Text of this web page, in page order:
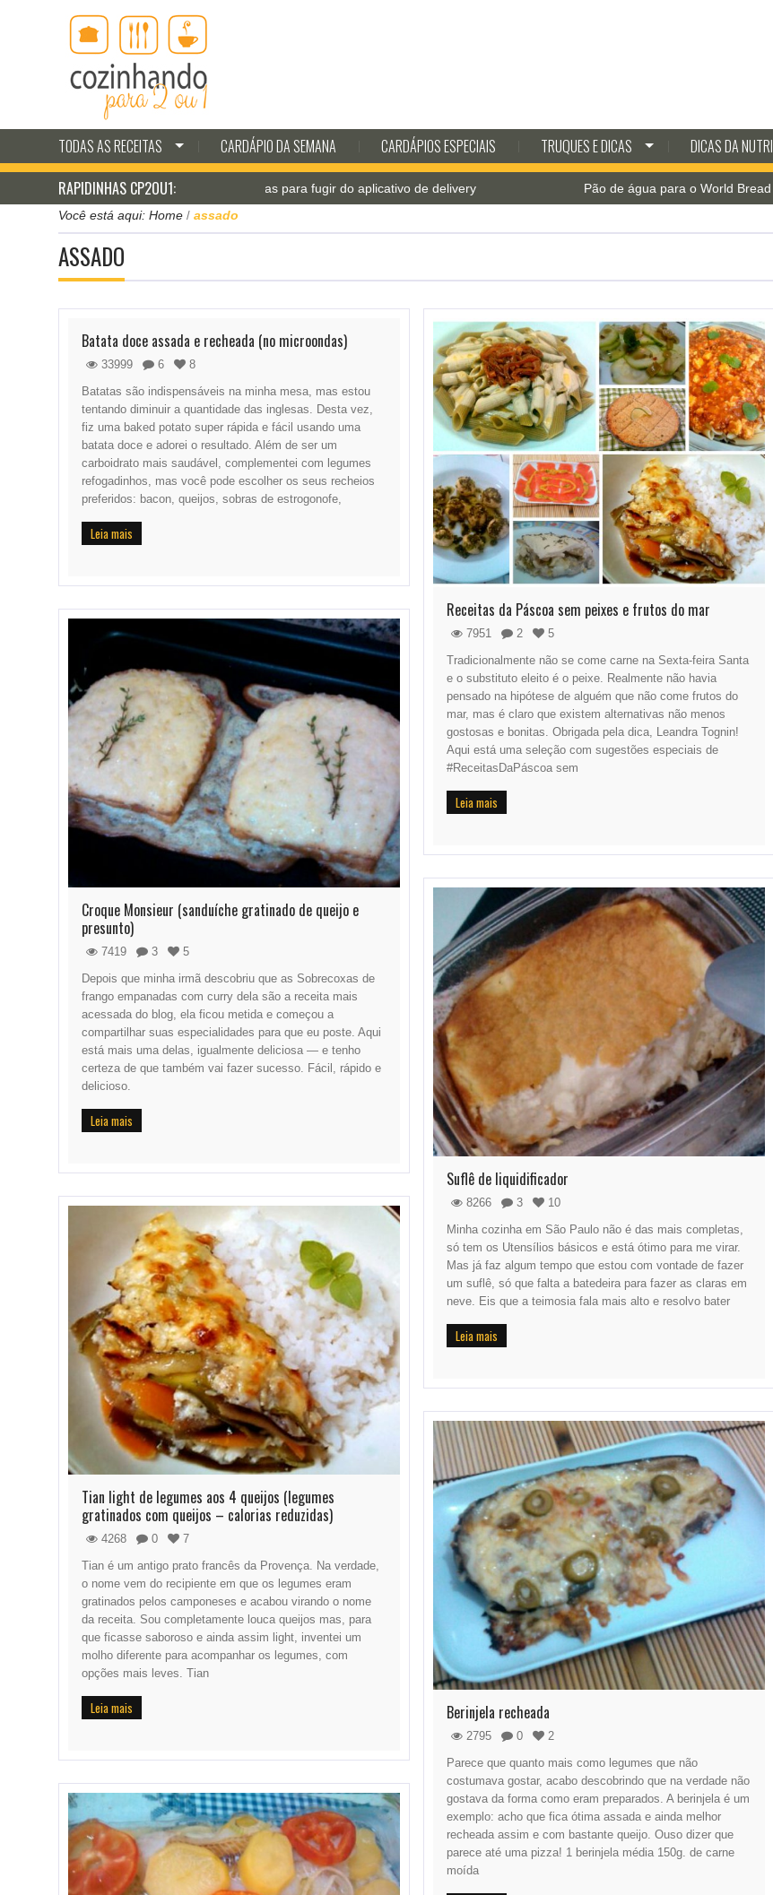
TODAS AS RECEITAS CARDÁPIO DA SEMANA CARDÁPIOS ESPECIAIS TRUQUES E DICAS DICAS DA NUTRI
RAPIDINHAS CP2OU1:
Jantar pá-pum: receitas para fugir do aplicativo de delivery Pão de água para o World Bread Day 2021
Você está aqui: Home / assado
ASSADO
Batata doce assada e recheada (no microondas)
33999 6
8
Batatas são indispensáveis na minha mesa, mas estou
tentando diminuir a quantidade das inglesas. Desta vez,
fiz uma baked potato super rápida e fácil usando uma
batata doce e adorei o resultado. Além de ser um
carboidrato mais saudável, complementei com legumes
refogadinhos, mas você pode escolher os seus recheios
preferidos: bacon, queijos, sobras de estrogonofe,
Leia mais
Receitas da Páscoa sem peixes e frutos do mar
7951 2
5
Tradicionalmente não se come carne na Sexta-feira Santa
e o substituto eleito é o peixe. Realmente não havia
pensado na hipótese de alguém que não come frutos do
mar, mas é claro que existem alternativas não menos
gostosas e bonitas. Obrigada pela dica, Leandra Tognin!
Aqui está uma seleção com sugestões especiais de
#ReceitasDaPáscoa sem
Leia mais
Croque Monsieur (sanduíche gratinado de queijo e
presunto)
7419 3
5
Depois que minha irmã descobriu que as Sobrecoxas de
frango empanadas com curry dela são a receita mais
acessada do blog, ela ficou metida e começou a
compartilhar suas especialidades para que eu poste. Aqui
está mais uma delas, igualmente deliciosa — e tenho
certeza de que também vai fazer sucesso. Fácil, rápido e
delicioso.
Leia mais
Suflê de liquidificador
8266 3
10
Minha cozinha em São Paulo não é das mais completas,
só tem os Utensílios básicos e está ótimo para me virar.
Mas já faz algum tempo que estou com vontade de fazer
um suflê, só que falta a batedeira para fazer as claras em
neve. Eis que a teimosia fala mais alto e resolvo bater
Leia mais
Tian light de legumes aos 4 queijos (legumes
gratinados com queijos – calorias reduzidas)
4268 0
7
Tian é um antigo prato francês da Provença. Na verdade,
o nome vem do recipiente em que os legumes eram
gratinados pelos camponeses e acabou virando o nome
da receita. Sou completamente louca queijos mas, para
que ficasse saboroso e ainda assim light, inventei um
molho diferente para acompanhar os legumes, com
opções mais leves. Tian
Leia mais Berinjela recheada
2795 0
2
Parece que quanto mais como legumes que não
costumava gostar, acabo descobrindo que na verdade não
gostava da forma como eram preparados. A berinjela é um
exemplo: acho que fica ótima assada e ainda melhor
recheada assim e com bastante queijo. Ouso dizer que
parece até uma pizza! 1 berinjela média 150g. de carne
moída